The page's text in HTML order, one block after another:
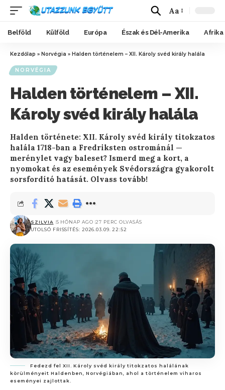
Aa
Belföld Külföld Európa Észak és Dél-Amerika Afrika
Kezdőlap » Norvégia » Halden történelem – XII. Károly svéd király halála
NORVÉGIA
Halden történelem – XII.
Károly svéd király halála
Halden története: XII. Károly svéd király titokzatos
halála 1718-ban a Fredriksten ostrománál —
merénylet vagy baleset? Ismerd meg a kort, a
nyomokat és az események Svédországra gyakorolt
sorsfordító hatását. Olvass tovább!
UTOLSÓ FRISSÍTÉS: 2026.03.09. 22:52
SZILVIA 5 HÓNAP AGO 27 PERC OLVASÁS
Fedezd fel XII. Károly svéd király titokzatos halálának
körülményeit Haldenben, Norvégiában, ahol a történelem viharos
eseményei zajlottak.